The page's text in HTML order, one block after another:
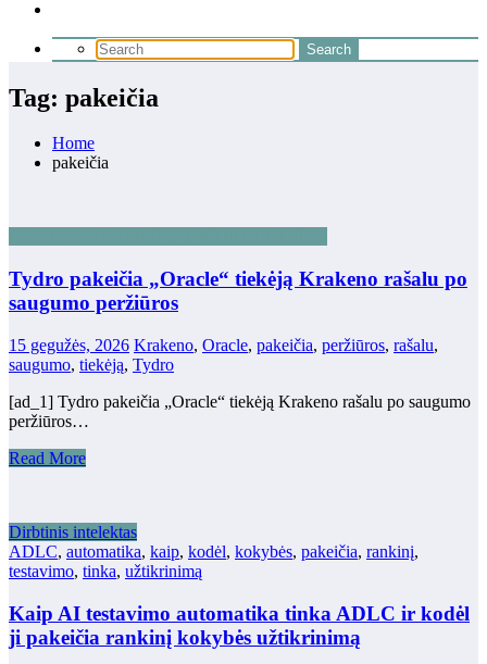
Tag: pakeičia
Home
pakeičia
Tydro pakeičia „Oracle“ tiekėją Krakeno rašalu po
saugumo peržiūros
15 gegužės, 2026 Krakeno, Oracle, pakeičia, peržiūros, rašalu,
saugumo, tiekėją, Tydro
[ad_1] Tydro pakeičia „Oracle“ tiekėją Krakeno rašalu po saugumo
peržiūros…
Read More
Dirbtinis intelektas
ADLC, automatika, kaip, kodėl, kokybės, pakeičia, rankinį,
testavimo, tinka, užtikrinimą
Kaip AI testavimo automatika tinka ADLC ir kodėl
ji pakeičia rankinį kokybės užtikrinimą